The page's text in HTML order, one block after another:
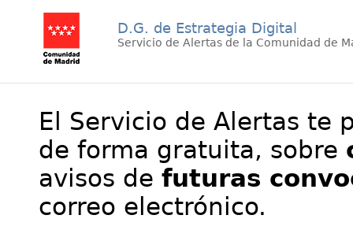
D.G. de Estrategia Digital
Servicio de Alertas de la Comunidad de
El Servicio de Alertas te
de forma gratuita, sobre
avisos de futuras
correo electrónico.